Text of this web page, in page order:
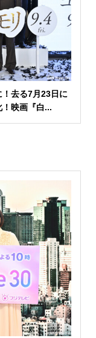
去る7月23日に
映画『白...